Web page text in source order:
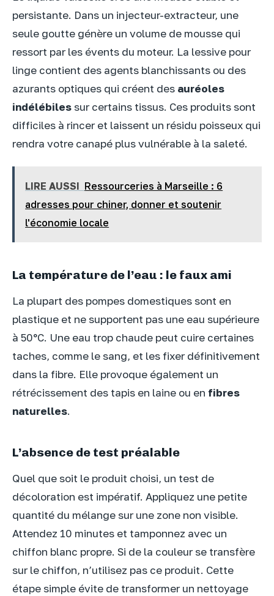
persistante. Dans un injecteur-extracteur, une
seule goutte génère un volume de mousse qui
ressort par les évents du moteur. La lessive pour
linge contient des agents blanchissants ou des
azurants optiques qui créent des auréoles
indélébiles sur certains tissus. Ces produits sont
difficiles à rincer et laissent un résidu poisseux qui
rendra votre canapé plus vulnérable à la saleté.
LIRE AUSSI Ressourceries à Marseille : 6
adresses pour chiner, donner et soutenir
l'économie locale
La température de l’eau : le faux ami
La plupart des pompes domestiques sont en
plastique et ne supportent pas une eau supérieure
à 50°C. Une eau trop chaude peut cuire certaines
taches, comme le sang, et les fixer définitivement
dans la fibre. Elle provoque également un
rétrécissement des tapis en laine ou en fibres
naturelles.
L’absence de test préalable
Quel que soit le produit choisi, un test de
décoloration est impératif. Appliquez une petite
quantité du mélange sur une zone non visible.
Attendez 10 minutes et tamponnez avec un
chiffon blanc propre. Si de la couleur se transfère
sur le chiffon, n’utilisez pas ce produit. Cette
étape simple évite de transformer un nettoyage